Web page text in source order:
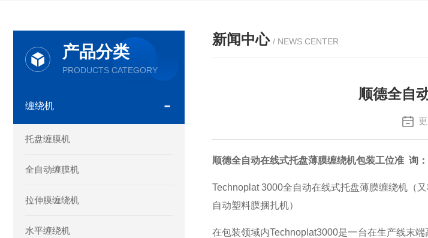
产品分类
PRODUCTS CATEGORY
缠绕机
托盘缠膜机
全自动缠膜机
拉伸膜缠绕机
水平缠绕机
新闻中心 / NEWS CENTER
顺德全自
顺德全自动在线式托盘薄膜缠绕机包装工位准 询
Technoplat 3000全自动在线式托盘薄膜缠绕机（
自动塑料膜捆扎机）
在包装领域内Technoplat3000是一台在生产线末